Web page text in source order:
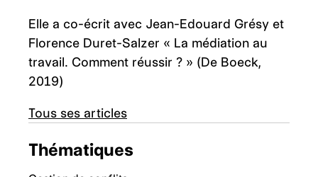
Elle a co-écrit avec Jean-Edouard Grésy et
Florence Duret-Salzer « La médiation au
travail. Comment réussir ? » (De Boeck,
2019)
Tous ses articles
Thématiques